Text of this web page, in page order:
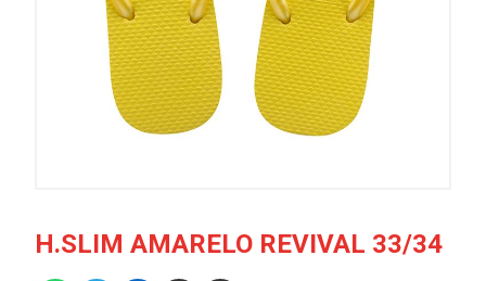
H.SLIM AMARELO REVIVAL 33/34